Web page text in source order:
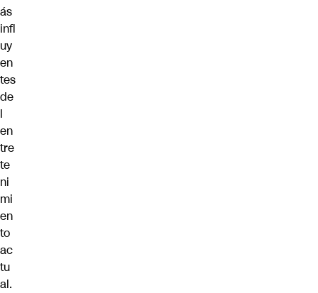
ás
infl
uy
en
tes
de
l
en
tre
te
ni
mi
en
to
ac
tu
al.